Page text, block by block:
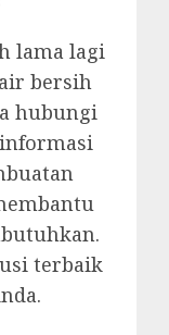
lama lagi
bersih
hubungi
terbaik